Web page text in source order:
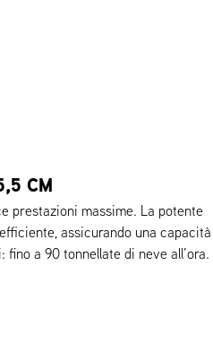
CM
prestazioni massime. La potente
assicurando una
a 90 tonnellate di neve all’ora.